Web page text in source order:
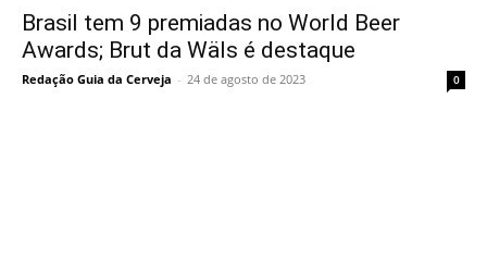
Brasil tem 9 premiadas no World Beer
Awards; Brut da Wäls é destaque
Redação Guia da Cerveja - 24 de agosto de 2023 0